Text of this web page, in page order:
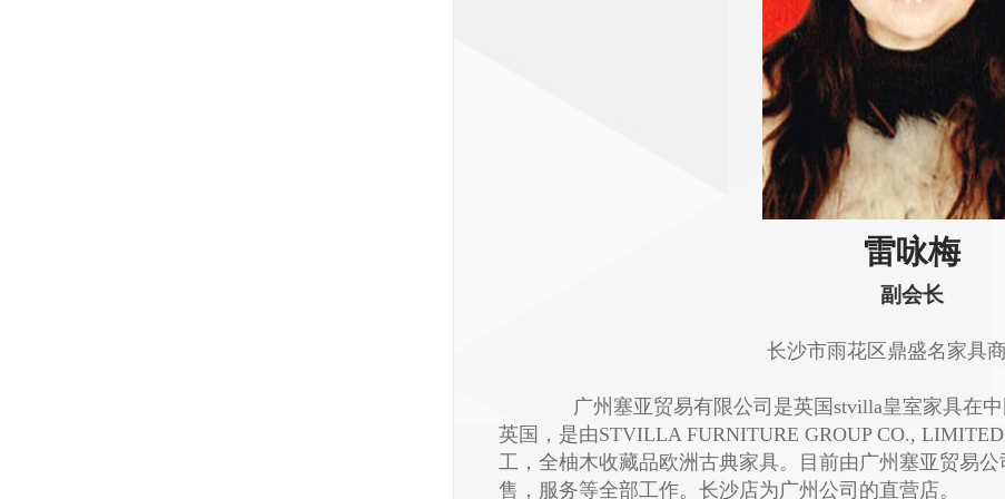
雷咏梅
副会长
长沙市雨花区鼎盛名家具
广州塞亚贸易有限公司是英国stvilla皇室家具在中
英国，是由STVILLA FURNITURE GROUP CO.,
工，全柚木收藏品欧洲古典家具。目前由广州塞亚贸易
售，服务等全部工作。长沙店为广州公司的直营店。